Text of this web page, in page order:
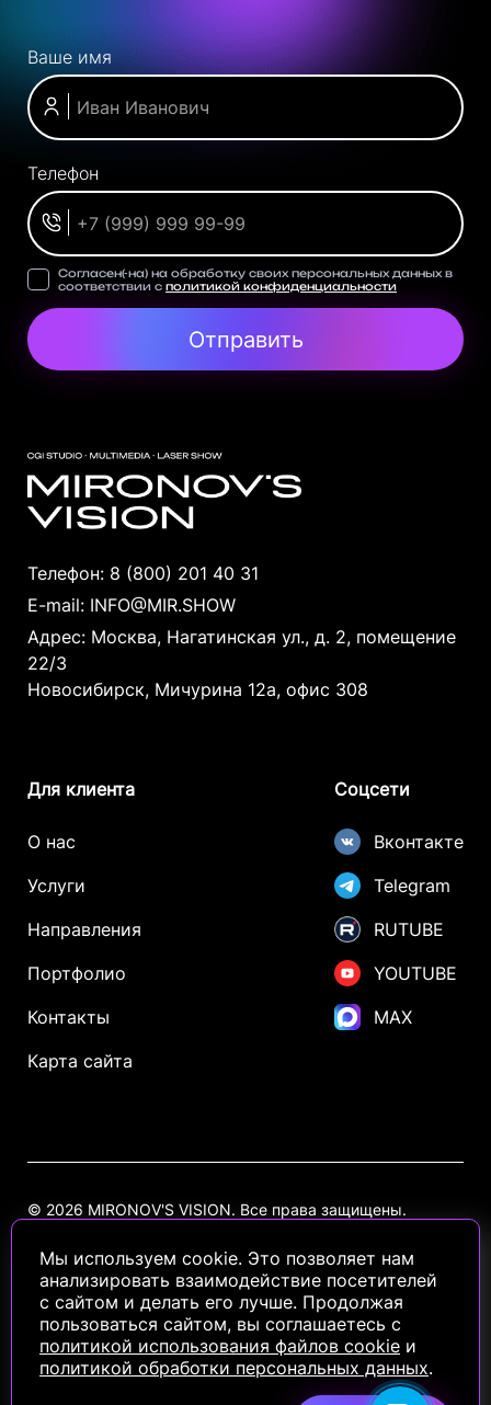
Ваше имя
Телефон
Согласен(-на) на обработку своих персональных данных в
соответствии с политикой конфиденциальности
Отправить
Телефон: 8 (800) 201 40 31
E-mail: INFO@MIR.SHOW
Адрес: Москва, Нагатинская ул., д. 2, помещение
22/3
Новосибирск, Мичурина 12а, офис 308
Для клиента
О нас
Услуги
Направления
Портфолио
Контакты
Карта сайта
Соцсети
Вконтакте
Telegram
RUTUBE
YOUTUBE
MAX
© 2026 MIRONOV'S VISION. Все права защищены.
Политика использования Cookie
Информация на сайте носит ознакомительный характер и не
является публичной офертой, определяемой положениями статьи
437 Гражданского кодекса РФ
Мы используем cookie. Это позволяет нам
анализировать взаимодействие посетителей
с сайтом и делать его лучше. Продолжая
пользоваться сайтом, вы соглашаетесь с
политикой использования файлов cookie и
политикой обработки персональных данных.